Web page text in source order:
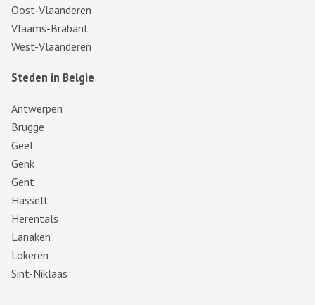
Oost-Vlaanderen
Vlaams-Brabant
West-Vlaanderen
Steden in Belgie
Antwerpen
Brugge
Geel
Genk
Gent
Hasselt
Herentals
Lanaken
Lokeren
Sint-Niklaas